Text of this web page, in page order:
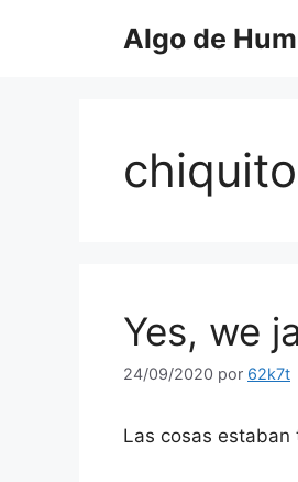
Algo de
Yes, we
24/09/2020 por 62k7t
Las cosas estaban